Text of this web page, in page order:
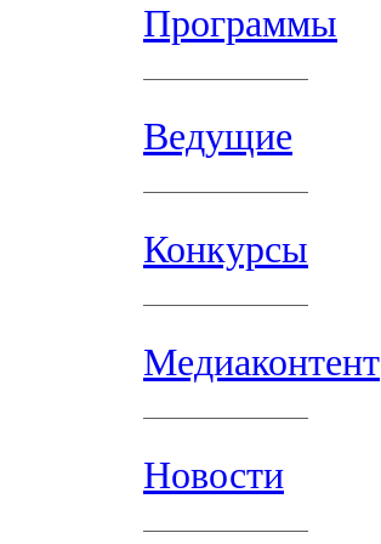
Программы
Ведущие
Конкурсы
Медиаконтент
Новости